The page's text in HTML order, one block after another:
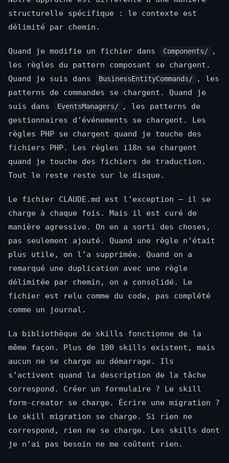
structurelle spécifique : le contexte est
délimité par chemin.
Quand je modifie un fichier dans Components/
,
les règles du pattern composant se chargent.
Quand je suis dans
BusinessEntityCommands/
, les
patterns de commandes se chargent. Quand je
suis dans
EventsManagers/
, les patterns de
gestionnaires d’événements se chargent. Les
règles PHP se chargent quand je touche des
fichiers PHP. Les règles i18n se chargent
quand je touche des fichiers de traduction.
Tout le reste reste sur le disque.
Le fichier CLAUDE.md est l’exception — il se
charge à chaque fois. Mais il est curé de
manière agressive. On en a sorti des choses,
pas seulement ajouté. Quand une règle n’était
plus utile, on l’a supprimée. Quand on a
remarqué une duplication avec une règle
délimitée par chemin, on a consolidé. Le
fichier est relu comme du code, pas complété
comme un journal.
La bibliothèque de skills fonctionne de la
même façon. Plus de 100 skills existent, mais
aucun ne se charge au démarrage. Ils
s’activent quand la description de la tâche
correspond. Créer un formulaire ? Le skill
form-creator se charge. Écrire une migration ?
Le skill migration se charge. Si rien ne
correspond, rien ne se charge. Les skills dont
je n’ai pas besoin ne me coûtent rien.